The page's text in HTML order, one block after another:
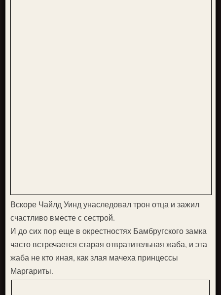
Вскоре Чайлд Уинд унаследовал трон отца и зажил
счастливо вместе с сестрой.
И до сих пор еще в окрестностях Бамбругского замка
часто встречается старая отвратительная жаба, и эта
жаба не кто иная, как злая мачеха принцессы
Маргариты.